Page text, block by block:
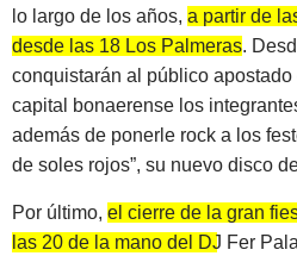
lo largo de los años, a partir de
desde las 18 Los Palmeras.
conquistarán al público
capital bonaerense los
además de ponerle rock a los
de soles rojos”, su nuevo disco
Por último, el cierre de la gran
las 20 de la mano del DJ Fer